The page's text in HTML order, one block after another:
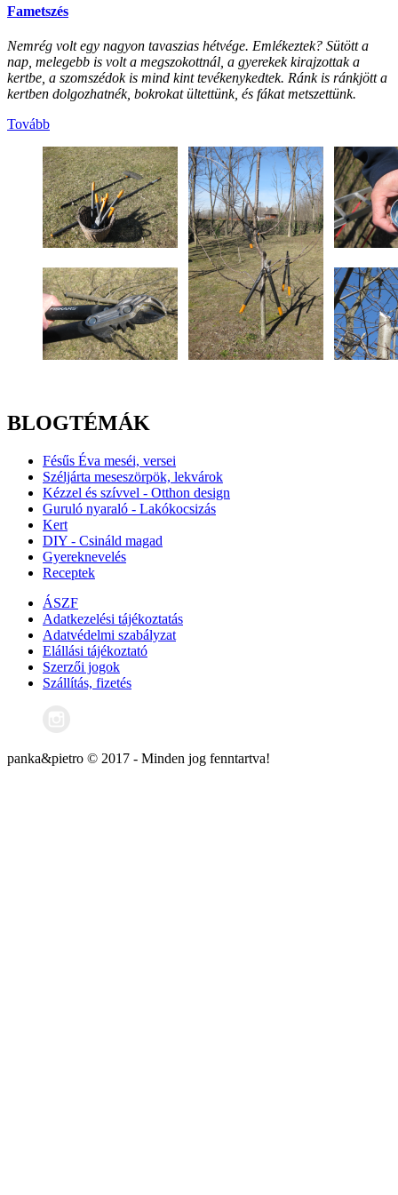
Fametszés
Nemrég volt egy nagyon tavaszias hétvége. Emlékeztek? Sütött a
nap, melegebb is volt a megszokottnál, a gyerekek kirajzottak a
kertbe, a szomszédok is mind kint tevékenykedtek. Ránk is ránkjött a
kertben dolgozhatnék, bokrokat ültettünk, és fákat metszettünk.
Tovább
BLOGTÉMÁK
Fésűs Éva meséi, versei
Széljárta meseszörpök, lekvárok
Kézzel és szívvel - Otthon design
Guruló nyaraló - Lakókocsizás
Kert
DIY - Csináld magad
Gyereknevelés
Receptek
ÁSZF
Adatkezelési tájékoztatás
Adatvédelmi szabályzat
Elállási tájékoztató
Szerzői jogok
Szállítás, fizetés
panka&pietro © 2017 - Minden jog fenntartva!